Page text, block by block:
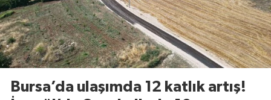
Bursa’da ulaşımda 12 katlık artış!